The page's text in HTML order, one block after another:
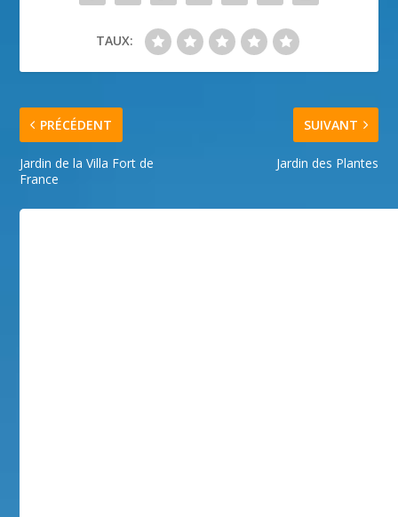
TAUX:
PRÉCÉDENT
Jardin de la Villa Fort de
France
SUIVANT
Jardin des Plantes